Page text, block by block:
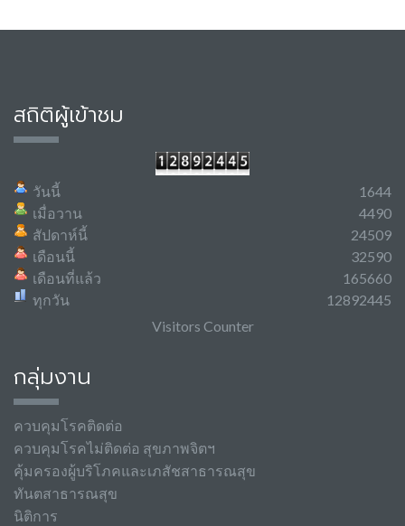
สถิติผู้เข้าชม
วันนี้
เมื่อวาน
สัปดาห์นี้
เดือนนี้
เดือนที่แล้ว
ทุกวัน
1644
4490
24509
32590
165660
12892445
Visitors Counter
กลุ่มงาน
ควบคุมโรคติดต่อ
ควบคุมโรคไม่ติดต่อ สุขภาพจิตฯ
คุ้มครองผู้บริโภคและเภสัชสาธารณสุข
ทันตสาธารณสุข
นิติการ